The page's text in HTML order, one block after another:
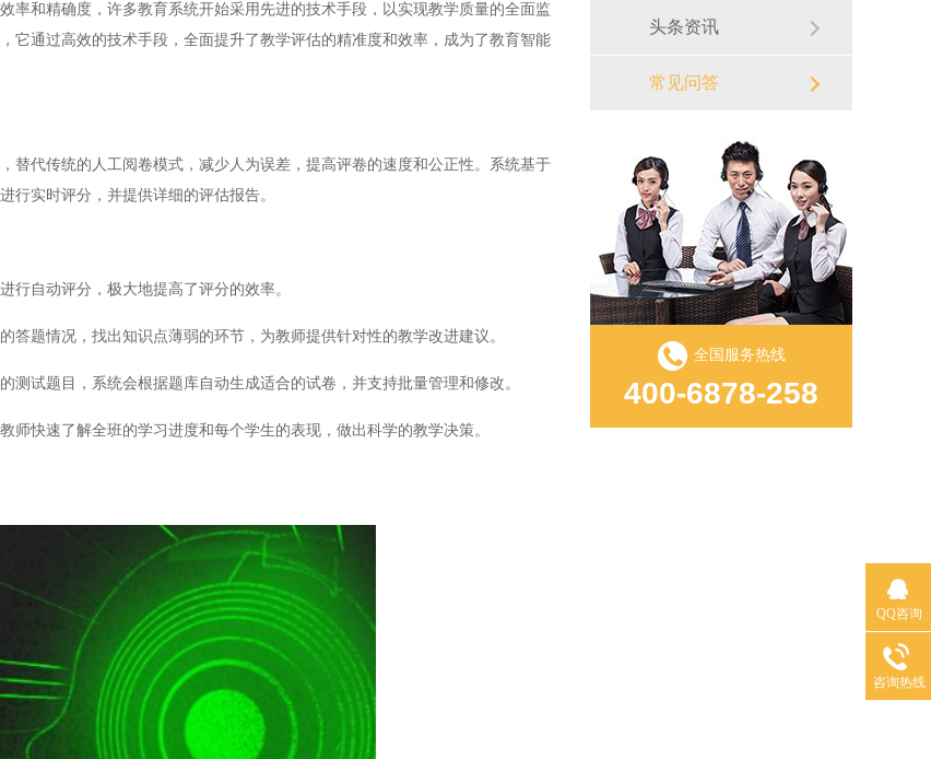
率和精确度，许多教育系统开始采用先进的技术手段，以实现教学质量的全面监
它通过高效的技术手段，全面提升了教学评估的精准度和效率，成为了教育智能
代传统的人工阅卷模式，减少人为误差，提高评卷的速度和公正性。系统基于
行实时评分，并提供详细的评估报告。
自动评分，极大地提高了评分的效率。
题情况，找出知识点薄弱的环节，为教师提供针对性的教学改进建议。
试题目，系统会根据题库自动生成适合的试卷，并支持批量管理和修改。
快速了解全班的学习进度和每个学生的表现，做出科学的教学决策。
头条资讯
常见问答
全国服务热线
400-6878-258
QQ咨询
咨询热线